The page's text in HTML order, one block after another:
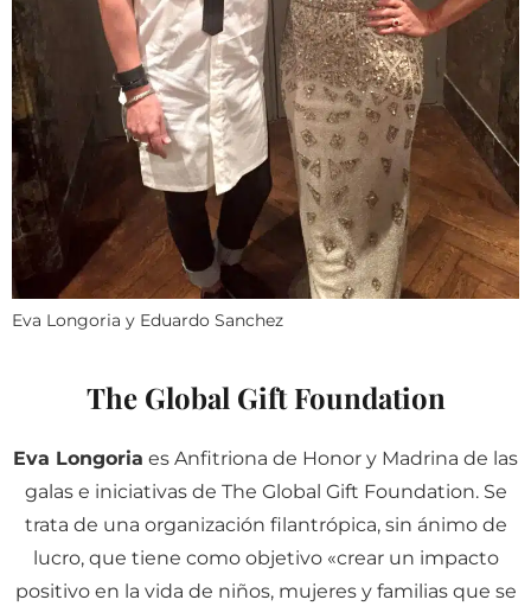
Eva Longoria y Eduardo Sanchez
The Global Gift Foundation
Eva Longoria es Anfitriona de Honor y Madrina de las
galas e iniciativas de The Global Gift Foundation. Se
trata de una organización filantrópica, sin ánimo de
lucro, que tiene como objetivo «crear un impacto
positivo en la vida de niños, mujeres y familias que se